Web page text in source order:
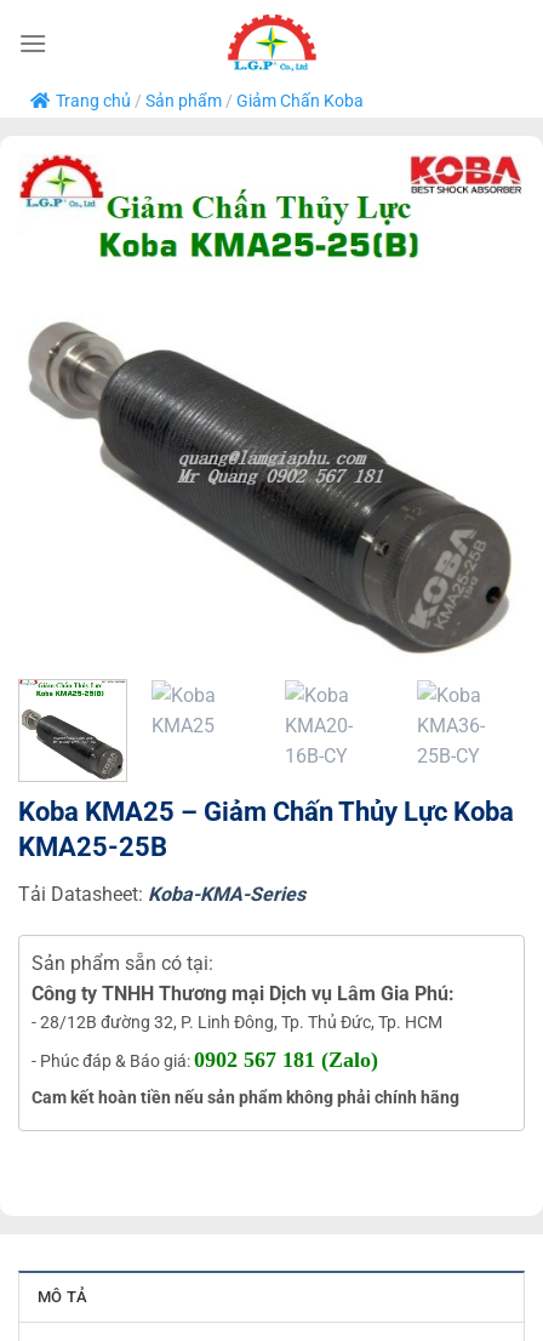
qua
dung
Trang chủ / Sản phẩm/ Giảm Chấn Koba
Koba KMA25 – Giảm Chấn Thủy Lực Koba
KMA25-25B
Tải Datasheet: Koba-KMA-Series
Sản phẩm sẵn có tại:
Công ty TNHH Thương mại Dịch vụ Lâm Gia Phú:
- 28/12B đường 32, P. Linh Đông, Tp. Thủ Đức, Tp. HCM
- Phúc đáp & Báo giá:0902 567 181 (Zalo)
Cam kết hoàn tiền nếu sản phẩm không phải chính hãng
MÔ TẢ